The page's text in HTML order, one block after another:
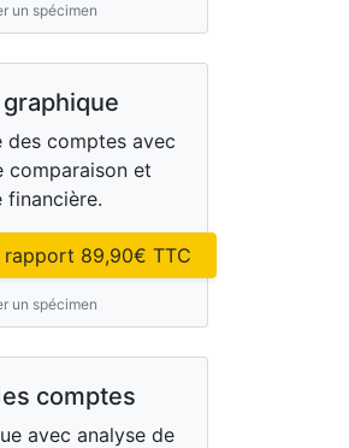
un spécimen
des comptes avec
comparaison et
financière.
rapport 89,90€ TTC
un spécimen
comptes
avec analyse de